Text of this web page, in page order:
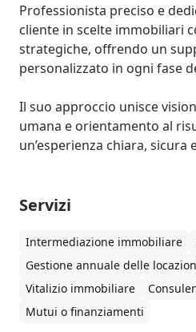
Professionista preciso e
cliente in scelte immobiliari
strategiche, offrendo un
personalizzato in ogni fase
Il suo approccio unisce
umana e orientamento al
un’esperienza chiara, sicura
Servizi
Intermediazione immobiliare
Gestione annuale delle
Vitalizio immobiliare
Mutui o finanziamenti